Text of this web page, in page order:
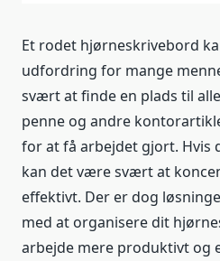
Et rodet hjørneskrivebord
udfordring for mange
svært at finde en plads til
penne og andre
for at få arbejdet gjort. Hvis
kan det være svært at
effektivt. Der er dog
med at organisere dit
arbejde mere produktivt og